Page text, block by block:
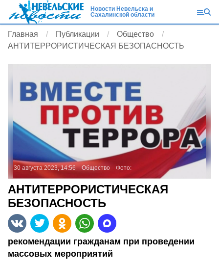
Новости Невельска и
Сахалинской области
Главная Публикации
Общество
АНТИТЕРРОРИСТИЧЕСКАЯ БЕЗОПАСНОСТЬ
30 августа 2023, 14:56 Общество Фото:
АНТИТЕРРОРИСТИЧЕСКАЯ
БЕЗОПАСНОСТЬ
рекомендации гражданам при проведении
массовых мероприятий